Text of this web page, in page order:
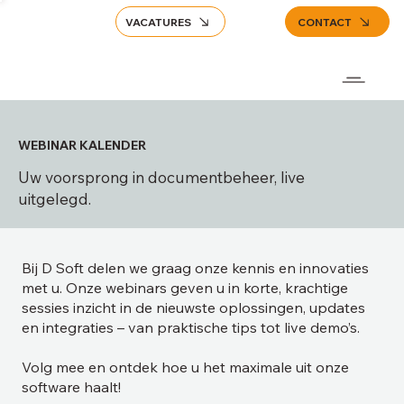
VACATURES CONTACT
Bij D Soft delen we graag onze kennis en innovaties
met u. Onze webinars geven u in korte, krachtige
sessies inzicht in de nieuwste oplossingen, updates
en integraties – van praktische tips tot live demo’s.
Volg mee en ontdek hoe u het maximale uit onze
software haalt!
WEBINAR KALENDER
Uw voorsprong in documentbeheer, live
uitgelegd.